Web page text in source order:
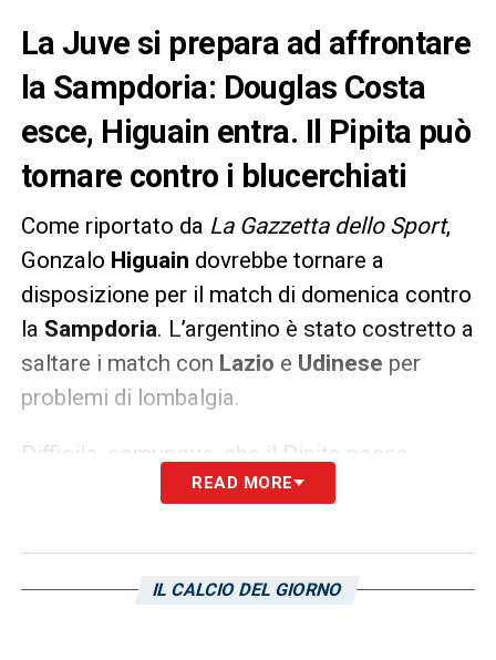
La Juve si prepara ad affrontare
la Sampdoria: Douglas Costa
esce, Higuain entra. Il Pipita può
tornare contro i blucerchiati
Come riportato da La Gazzetta dello Sport,
Gonzalo Higuain dovrebbe tornare a
disposizione per il match di domenica contro
la Sampdoria. L’argentino è stato costretto a
saltare i match con Lazio e Udinese per
problemi di lombalgia.
Difficile, comunque, che il Pipita possa
essere buttato nella mischia dall’inizio.
specialmente dopo il recentissimo ko di
Douglas Costa,che ha concluso la stagione.
READ MORE
IL CALCIO DEL GIORNO